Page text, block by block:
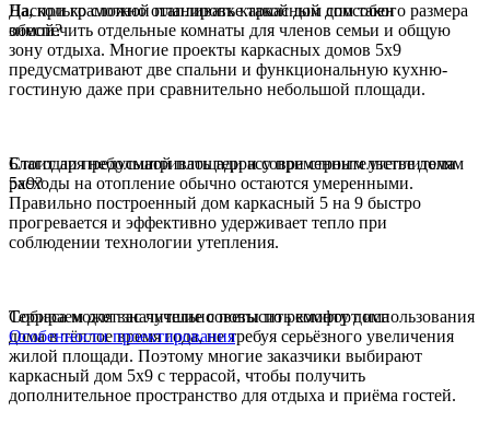
Да, при грамотной планировке такой дом способен
обеспечить отдельные комнаты для членов семьи и общую
зону отдыха. Многие проекты каркасных домов 5х9
предусматривают две спальни и функциональную кухню-
гостиную даже при сравнительно небольшой площади.
Насколько сложно отапливать каркасный дом такого размера
зимой?
Благодаря небольшой площади и современным утеплителям
расходы на отопление обычно остаются умеренными.
Правильно построенный дом каркасный 5 на 9 быстро
прогревается и эффективно удерживает тепло при
соблюдении технологии утепления.
Стоит ли предусматривать террасу при строительстве дома
5х9?
Терраса может значительно повысить комфорт использования
дома в тёплое время года, не требуя серьёзного увеличения
жилой площади. Поэтому многие заказчики выбирают
каркасный дом 5х9 с террасой, чтобы получить
дополнительное пространство для отдыха и приёма гостей.
Собираем для вас лучшие советы по ремонту дома
Особенности проектирования